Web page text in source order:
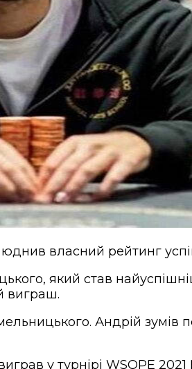
власний рейтинг
який став
виграш.
Андрій зумів
у турнірі WSOPE